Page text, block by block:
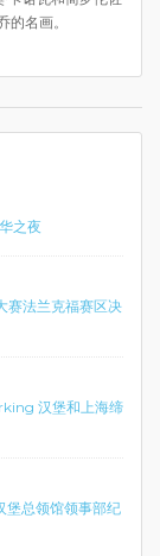
的名画。
之夜
赛法兰克福赛区决
汉堡和上海缔
堡总领馆领事部纪